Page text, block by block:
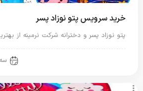
خرید سرویس پتو نوزاد پسر
پتو نوزاد پسر و دخترانه شرکت نرمینه از